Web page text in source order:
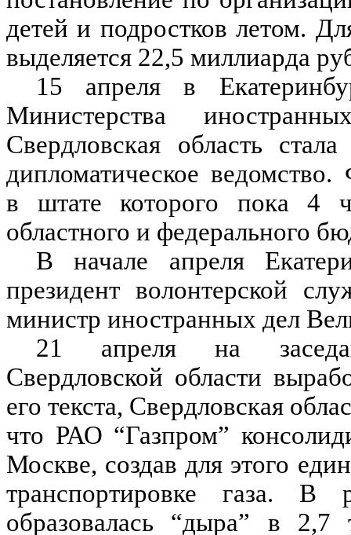
детей и подростков летом.
выделяется 22,5 миллиарда
15 апреля в
Министерства
Свердловская область
дипломатическое ведомство.
в штате которого пока 4
областного и федерального
В начале апреля
президент волонтерской
министр иностранных дел
21 апреля на
Свердловской области
его текста, Свердловская
что РАО “Газпром”
Москве, создав для этого
транспортировке газа. В
образовалась “дыра” в 2,7